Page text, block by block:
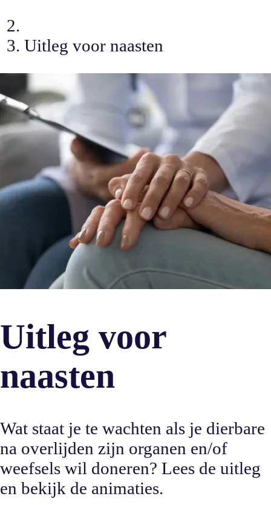
Uitleg voor naasten
Uitleg voor
naasten
Wat staat je te wachten als je dierbare
na overlijden zijn organen en/of
weefsels wil doneren? Lees de uitleg
en bekijk de animaties.